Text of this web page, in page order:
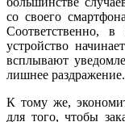
со своего
Соответственно, в
устройство
всплывают
лишнее раздражение.
К тому же,
для того, чтобы